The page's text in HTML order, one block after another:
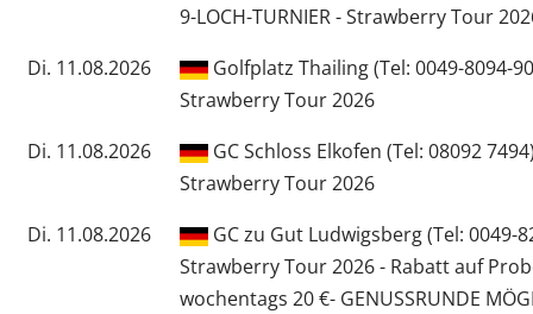
9-LOCH-TURNIER - Strawberry Tour
Di. 11.08.2026
Golfplatz Thailing (Tel: 0049-8094-
Strawberry Tour 2026
Di. 11.08.2026
GC Schloss Elkofen (Tel: 08092
Strawberry Tour 2026
Di. 11.08.2026
GC zu Gut Ludwigsberg (Tel: 0049-
Strawberry Tour 2026 - Rabatt auf
wochentags 20 €- GENUSSRUNDE